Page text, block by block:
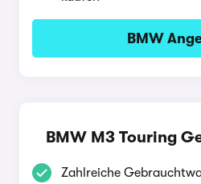
BMW
BMW M3 Touring
Zahlreiche